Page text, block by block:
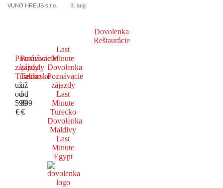
VUNO HREUS s.r.o. 3. aug
Dovolenka
Reštaurácie
Poznávacie
zájazdy
Turecko
už
od
599
€
Poznávacie
zájazdy
Taliansko
už
od
699
€
Last
Minute
Dovolenka
Poznávacie
zájazdy
Last
Minute
Turecko
Dovolenka
Maldivy
Last
Minute
Egypt